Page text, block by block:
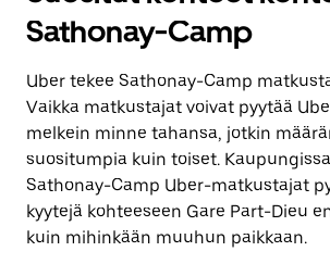
kalenteri
Esc-
painikkeella.
Sathonay-Camp
Uber tekee Sathonay-Camp
Vaikka matkustajat voivat pyytää
melkein minne tahansa, jotkin
suositumpia kuin toiset. Kaupungissa
Sathonay-Camp Uber-matkustajat
kyytejä kohteeseen Gare Part-Dieu
kuin mihinkään muuhun paikkaan.